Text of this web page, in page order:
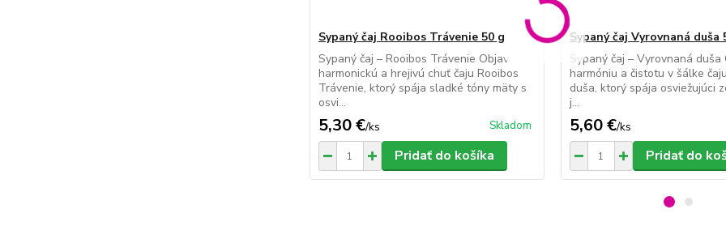
Sypaný čaj Rooibos Trávenie 50 g
Sypaný čaj – Rooibos Trávenie Objav
harmonickú a hrejivú chuť čaju Rooibos
Trávenie, ktorý spája sladké tóny mäty s
osvi...
5,30 €/ks Skladom
Pridať do košíka
Sypaný čaj Vyrovnaná duša
Sypaný čaj – Vyrovnaná duša
harmóniu a čistotu v šálke
duša, ktorý spája osviežujúci
j...
5,60 €/ks
Pridať do